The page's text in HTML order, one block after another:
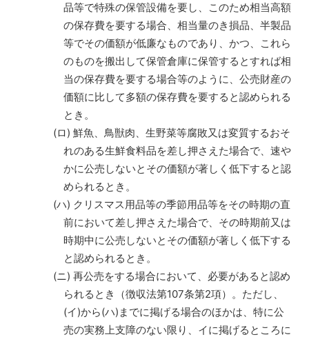
品等で特殊の保管設備を要し、このため相当高額
の保存費を要する場合、相当量のき損品、半製品
等でその価額が低廉なものであり、かつ、これら
のものを搬出して保管倉庫に保管するとすれば相
当の保存費を要する場合等のように、公売財産の
価額に比して多額の保存費を要すると認められる
とき。
(ロ) 鮮魚、鳥獣肉、生野菜等腐敗又は変質するおそ
れのある生鮮食料品を差し押さえた場合で、速や
かに公売しないとその価額が著しく低下すると認
められるとき。
(ハ) クリスマス用品等の季節用品等をその時期の直
前において差し押さえた場合で、その時期前又は
時期中に公売しないとその価額が著しく低下する
と認められるとき。
(ニ) 再公売をする場合において、必要があると認め
られるとき（徴収法第107条第2項）。ただし、
(イ)から(ハ)までに掲げる場合のほかは、特に公
売の実務上支障のない限り、イに掲げるところに